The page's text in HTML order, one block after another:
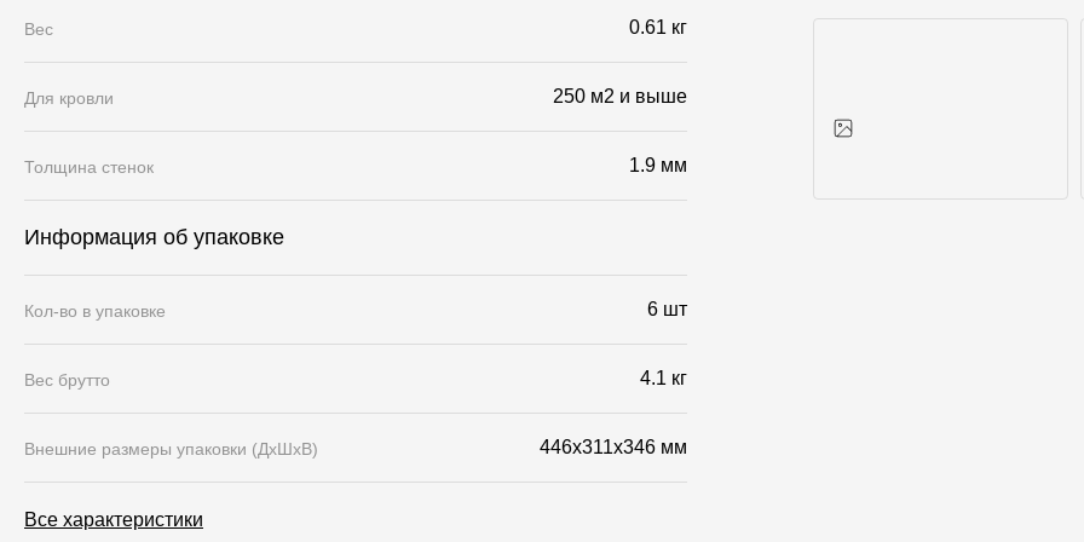
Вес 0.61 кг
Для кровли 250 м2 и выше
Толщина стенок 1.9 мм
Информация об упаковке
Кол-во в упаковке 6 шт
Вес брутто 4.1 кг
Внешние размеры упаковки (ДхШхВ) 446x311x346 мм
Все характеристики